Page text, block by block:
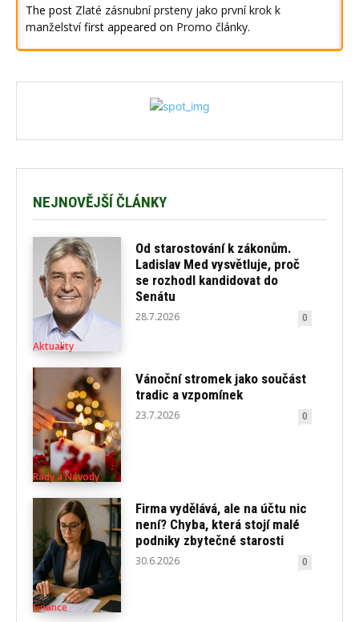
The post Zlaté zásnubní prsteny jako první krok k
manželstvífirst appeared on Promo články.
NEJNOVĚJŠÍ ČLÁNKY
Aktuality
Od starostování k zákonům.
Ladislav Med vysvětluje, proč
se rozhodl kandidovat do
Senátu
28.7.2026 0
Rady a Návody
Vánoční stromek jako součást
tradic a vzpomínek
23.7.2026 0
Finance
Firma vydělává, ale na účtu nic
není? Chyba, která stojí malé
podniky zbytečné starosti
30.6.2026 0